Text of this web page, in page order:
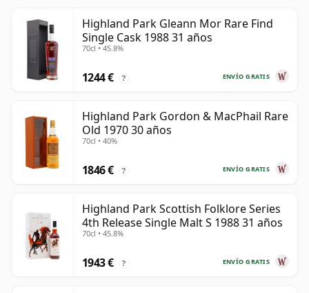
Highland Park Gleann Mor Rare Find
Single Cask 1988 31 años
70cl • 45.8%
ENVÍO GRATIS
1244 € ?
Highland Park Gordon & MacPhail Rare
Old 1970 30 años
70cl • 40%
ENVÍO GRATIS
1846 € ?
Highland Park Scottish Folklore Series
4th Release Single Malt S 1988 31 años
70cl • 45.8%
ENVÍO GRATIS
1943 € ?